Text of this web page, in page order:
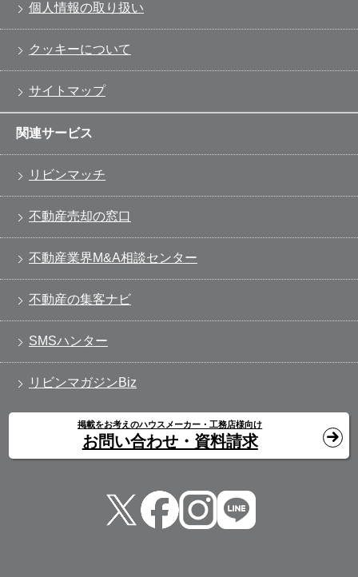
個人情報の取り扱い
クッキーについて
サイトマップ
関連サービス
リビンマッチ
不動産売却の窓口
不動産業界M&A相談センター
不動産の集客ナビ
SMSハンター
リビンマガジンBiz
掲載をお考えのハウスメーカー・工務店様向け
お問い合わせ・資料請求